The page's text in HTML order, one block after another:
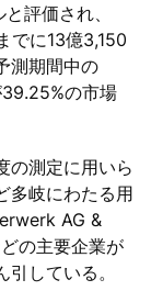
評価され、
でに13億3,150
測期間中の
の市場
の測定に用いら
多岐にわたる用
AG &
の主要企業が
している。